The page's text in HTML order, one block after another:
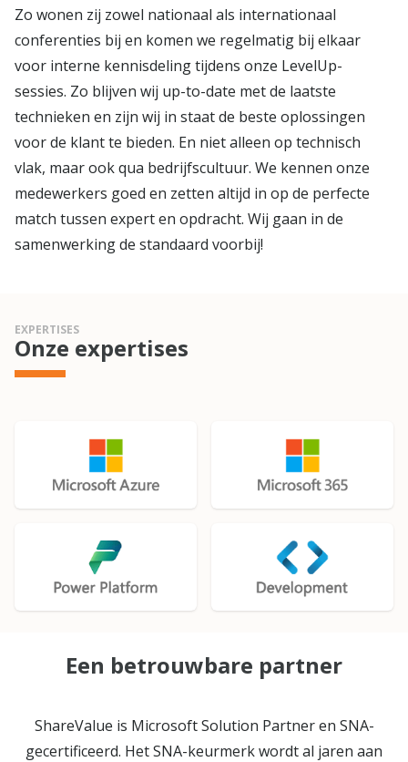
Zo wonen zij zowel nationaal als internationaal
conferenties bij en komen we regelmatig bij elkaar
voor interne kennisdeling tijdens onze LevelUp-
sessies. Zo blijven wij up-to-date met de laatste
technieken en zijn wij in staat de beste oplossingen
voor de klant te bieden. En niet alleen op technisch
vlak, maar ook qua bedrijfscultuur. We kennen onze
medewerkers goed en zetten altijd in op de perfecte
match tussen expert en opdracht. Wij gaan in de
samenwerking de standaard voorbij!
EXPERTISES
Onze expertises
Een betrouwbare partner
ShareValue is Microsoft Solution Partner en SNA-
gecertificeerd. Het SNA-keurmerk wordt al jaren aan